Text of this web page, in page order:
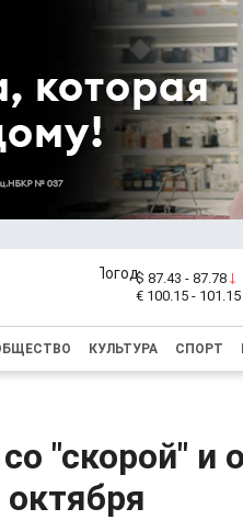
$ 87.43 - 87.78
€ 100.15 - 101.15
КУЛЬТУРА СПОРТ
"скорой" и
октября